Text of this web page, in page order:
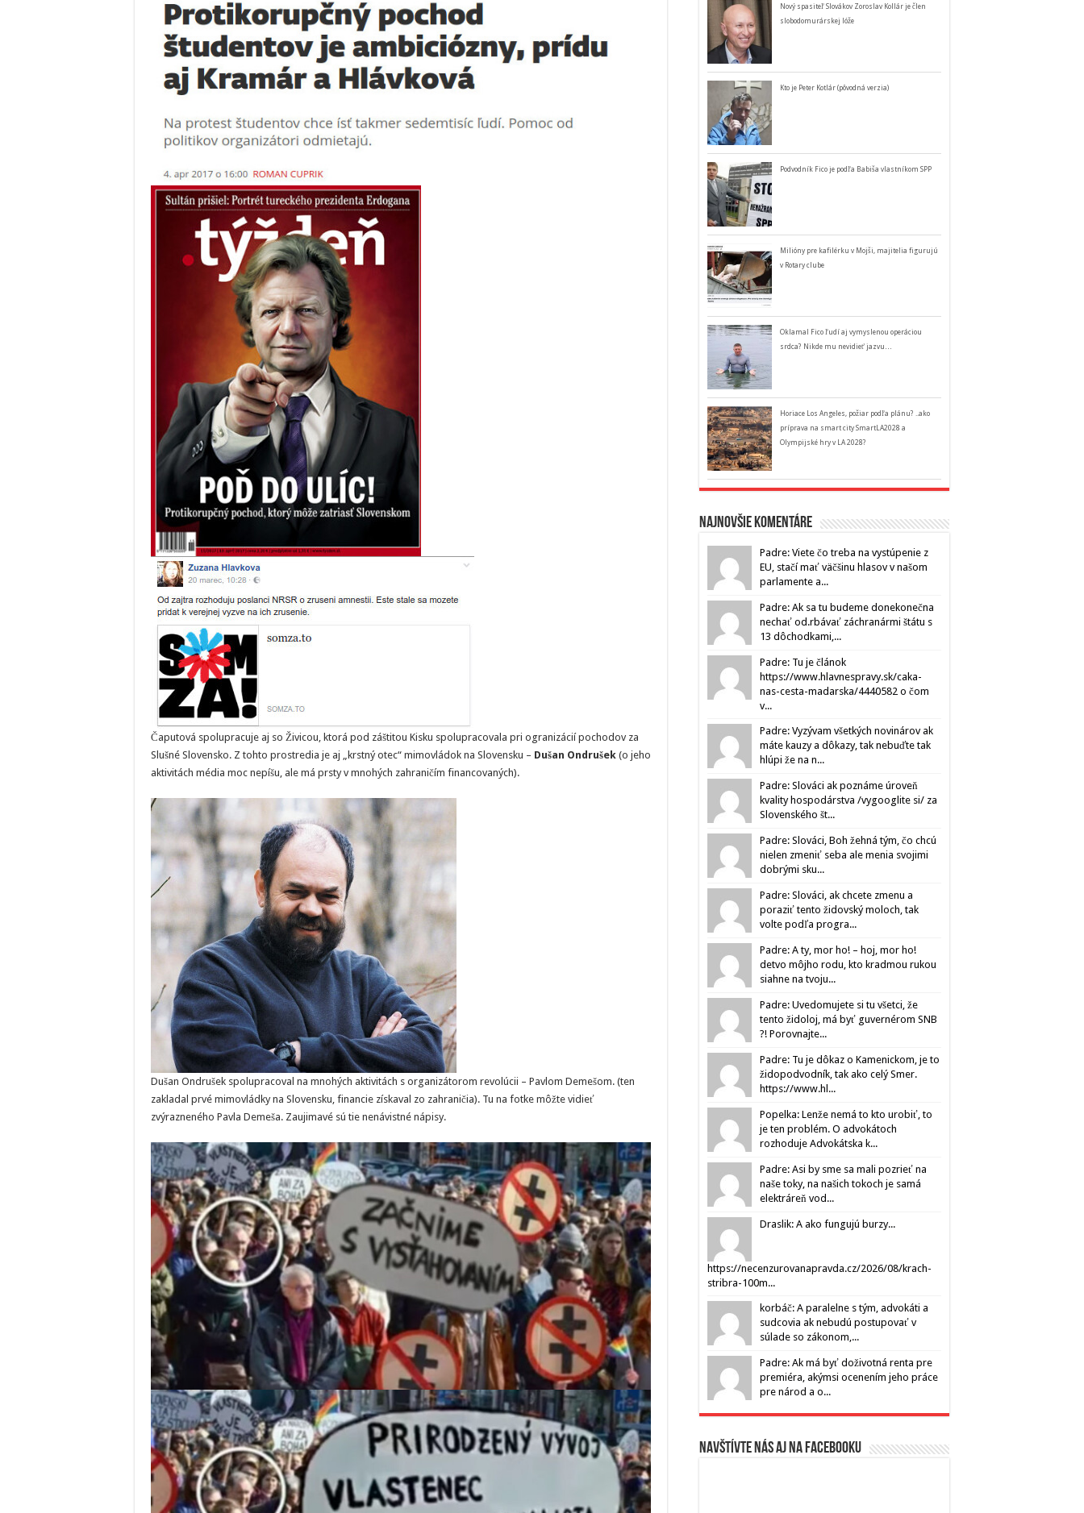
Čaputová spolupracuje aj so Živicou, ktorá pod záštitou Kisku spolupracovala pri ogranizácií pochodov za
Slušné Slovensko. Z tohto prostredia je aj „krstný otec“ mimovládok na Slovensku – Dušan Ondrušek (o jeho
aktivitách média moc nepíšu, ale má prsty v mnohých zahraničím financovaných).
Dušan Ondrušek spolupracoval na mnohých aktivitách s organizátorom revolúcii – Pavlom Demešom. (ten
zakladal prvé mimovládky na Slovensku, financie získaval zo zahraničia). Tu na fotke môžte vidieť
zvýrazneného Pavla Demeša. Zaujimavé sú tie nenávistné nápisy.
Nový spasiteľ Slovákov Zoroslav Kollár je člen
slobodomurárskej lóže
Kto je Peter Kotlár (pôvodná verzia)
Podvodník Fico je podľa Babiša vlastníkom SPP
Milióny pre kafilérku v Mojši, majitelia figurujú
v Rotary clube
Oklamal Fico ľudí aj vymyslenou operáciou
srdca? Nikde mu nevidieť jazvu…
Horiace Los Angeles, požiar podľa plánu? ..ako
príprava na smart city SmartLA2028 a
Olympijské hry v LA 2028?
Najnovšie komentáre
Padre: Viete čo treba na vystúpenie z
EU, stačí mať väčšinu hlasov v našom
parlamente a...
Padre: Ak sa tu budeme donekonečna
nechať od.rbávať záchranármi štátu s
13 dôchodkami,...
Padre: Tu je článok
https://www.hlavnespravy.sk/caka-
nas-cesta-madarska/4440582 o čom
v...
Padre: Vyzývam všetkých novinárov ak
máte kauzy a dôkazy, tak nebuďte tak
hlúpi že na n...
Padre: Slováci ak poznáme úroveň
kvality hospodárstva /vygooglite si/ za
Slovenského št...
Padre: Slováci, Boh žehná tým, čo chcú
nielen zmeniť seba ale menia svojimi
dobrými sku...
Padre: Slováci, ak chcete zmenu a
poraziť tento židovský moloch, tak
volte podľa progra...
Padre: A ty, mor ho! – hoj, mor ho!
detvo môjho rodu, kto kradmou rukou
siahne na tvoju...
Padre: Uvedomujete si tu všetci, že
tento židoloj, má byť guvernérom SNB
?! Porovnajte...
Padre: Tu je dôkaz o Kamenickom, je to
židopodvodník, tak ako celý Smer.
https://www.hl...
Popelka: Lenže nemá to kto urobiť, to
je ten problém. O advokátoch
rozhoduje Advokátska k...
Padre: Asi by sme sa mali pozrieť na
naše toky, na našich tokoch je samá
elektráreň vod...
Draslik: A ako fungujú burzy...
https://necenzurovanapravda.cz/2026/08/krach-
stribra-100m...
korbáč: A paralelne s tým, advokáti a
sudcovia ak nebudú postupovať v
súlade so zákonom,...
Padre: Ak má byť doživotná renta pre
premiéra, akýmsi ocenením jeho práce
pre národ a o...
Navštívte nás aj na Facebooku